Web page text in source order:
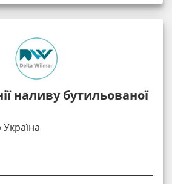
наливу бутильованої